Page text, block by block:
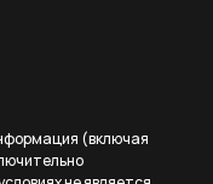
(включая